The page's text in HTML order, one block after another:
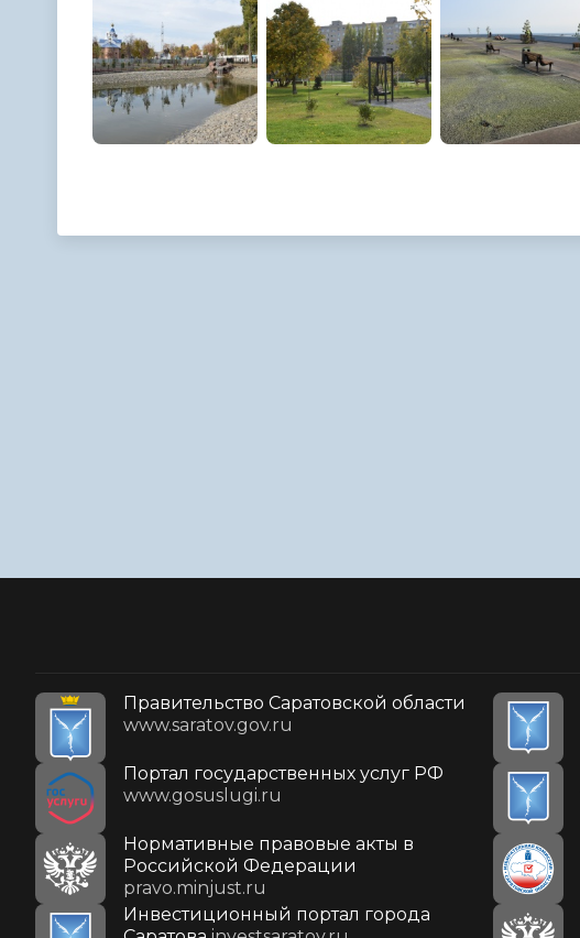
Правительство Саратовской области
www.saratov.gov.ru
Портал государственных услуг РФ
www.gosuslugi.ru
Нормативные правовые акты в
Российской Федерации
pravo.minjust.ru
Инвестиционный портал города